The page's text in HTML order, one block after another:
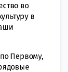
во
в
Первому,